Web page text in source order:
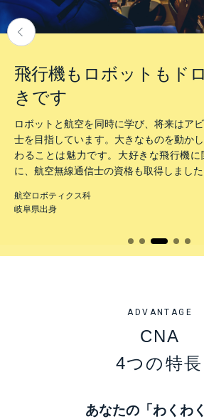
飛行機もロボットも ド
きです
ロボットと航空を同時に学び、将来はア
士を目指しています。大きなものを動か
わることは魅力です。大好きな飛行機
に、航空無線通信士の資格も取得しました
航空ロボティクス科
岐阜県出身
ADVANTAGE
CNA
4つの特長
あなたの「わくわ